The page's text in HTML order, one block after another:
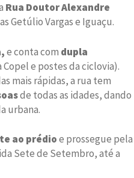
Rua Doutor Alexandre
Getúlio Vargas e Iguaçu.
e conta com dupla
Copel e postes da ciclovia).
mais rápidas, a rua tem
de todas as idades, dando
urbana.
ao prédioe prossegue pela
Sete de Setembro, até a